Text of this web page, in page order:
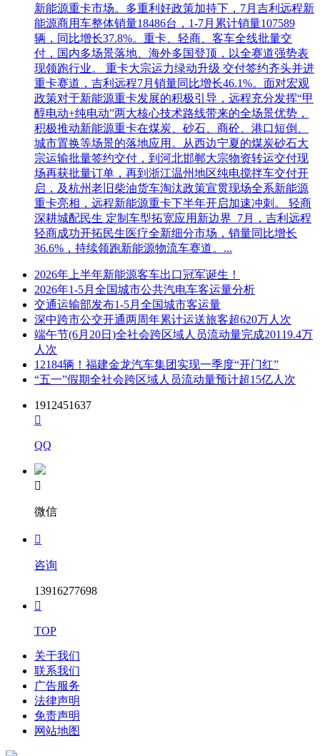
新能源重卡市场。多重利好政策加持下，7月吉利远程新
能源商用车整体销量18486台，1-7月累计销量107589
辆，同比增长37.8%。重卡、轻商、客车全线批量交
付，国内多场景落地、海外多国登顶，以全赛道强势表
现领跑行业。 重卡大宗运力绿动升级 交付签约齐头并进
重卡赛道，吉利远程7月销量同比增长46.1%。面对宏观
政策对于新能源重卡发展的积极引导，远程充分发挥“甲
醇电动+纯电动”两大核心技术路线带来的全场景优势，
积极推动新能源重卡在煤炭、砂石、商砼、港口短倒、
城市置换等场景的落地应用。从西边宁夏的煤炭砂石大
宗运输批量签约交付，到河北邯郸大宗物资转运交付现
场再获批量订单，再到浙江温州地区纯电搅拌车交付开
启，及杭州老旧柴油货车淘汰政策宣贯现场全系新能源
重卡亮相，远程新能源重卡下半年开启加速冲刺。 轻商
深耕城配民生 定制车型拓宽应用新边界 7月，吉利远程
轻商成功开拓民生医疗全新细分市场，销量同比增长
36.6%，持续领跑新能源物流车赛道。...
2026年上半年新能源客车出口冠军诞生！
2026年1-5月全国城市公共汽电车客运量分析
交通运输部发布1-5月全国城市客运量
深中跨市公交开通两周年累计运送旅客超620万人次
端午节(6月20日)全社会跨区域人员流动量完成20119.4万
人次
12184辆！福建金龙汽车集团实现一季度“开门红”
“五一”假期全社会跨区域人员流动量预计超15亿人次
1912451637

QQ

微信

咨询
13916277698

TOP
关于我们
联系我们
广告服务
法律声明
免责声明
网站地图